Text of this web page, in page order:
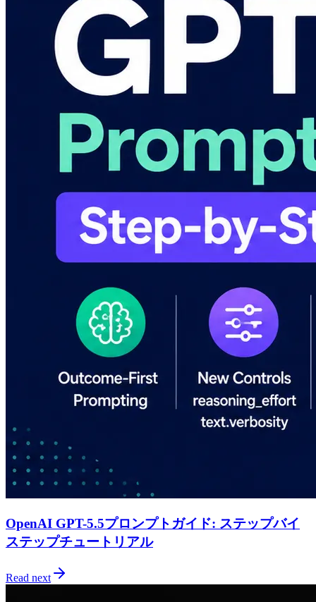
OpenAI GPT-5.5プロンプトガイド: ステップバイ
ステップチュートリアル
Read next